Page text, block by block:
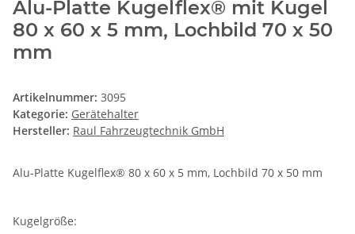
Alu-Platte Kugelflex® mit Kugel
80 x 60 x 5 mm, Lochbild 70 x 50
mm
Artikelnummer: 3095
Kategorie: Gerätehalter
Hersteller: Raul Fahrzeugtechnik GmbH
Alu-Platte Kugelflex® 80 x 60 x 5 mm, Lochbild 70 x 50 mm
Kugelgröße: